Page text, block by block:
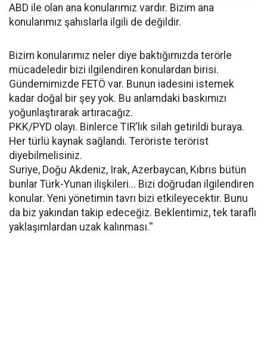
ABD ile olan ana konularımız vardır. Bizim ana
konularımız şahıslarla ilgili de değildir.
Bizim konularımız neler diye baktığımızda terörle
mücadeledir bizi ilgilendiren konulardan birisi.
Gündemimizde FETÖ var. Bunun iadesini istemek
kadar doğal bir şey yok. Bu anlamdaki baskımızı
yoğunlaştırarak artıracağız.
PKK/PYD olayı. Binlerce TIR'lık silah getirildi buraya.
Her türlü kaynak sağlandı. Teröriste terörist
diyebilmelisiniz.
Suriye, Doğu Akdeniz, Irak, Azerbaycan, Kıbrıs bütün
bunlar Türk-Yunan ilişkileri... Bizi doğrudan ilgilendiren
konular. Yeni yönetimin tavrı bizi etkileyecektir. Bunu
da biz yakından takip edeceğiz. Beklentimiz, tek taraflı
yaklaşımlardan uzak kalınması.''